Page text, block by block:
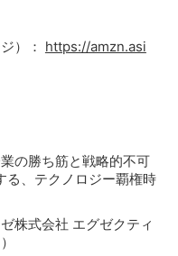
）： https://amzn.asi
の勝ち筋と戦略的不可
、テクノロジー覇権時
株式会社 エグゼクティ